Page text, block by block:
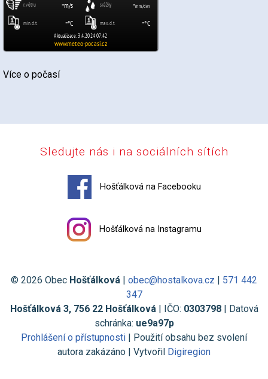
Více o počasí
Sledujte nás i na sociálních sítích
Hošťálková na Facebooku
Hošťálková na Instagramu
© 2026 Obec Hošťálková | obec@hostalkova.cz | 571 442
347
Hošťálková 3, 756 22 Hošťálková| IČO: 0303798| Datová
schránka: ue9a97p
Prohlášení o přístupnosti | Použití obsahu bez svolení
autora zakázáno | Vytvořil Digiregion